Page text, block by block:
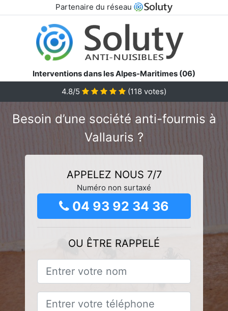
Partenaire du réseau
Interventions dans les Alpes-Maritimes (06)
4.8/5
(118 votes)
Besoin d’une société anti-fourmis à
Vallauris ?
APPELEZ NOUS 7/7
Numéro non surtaxé
04 93 92 34 36
OU ÊTRE RAPPELÉ